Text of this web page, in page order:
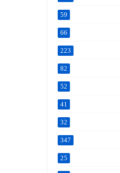
59
66
223
82
52
41
32
347
25